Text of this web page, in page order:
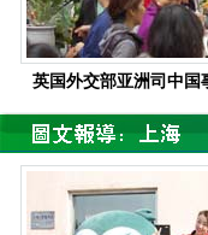
英国外交部亚洲司中国